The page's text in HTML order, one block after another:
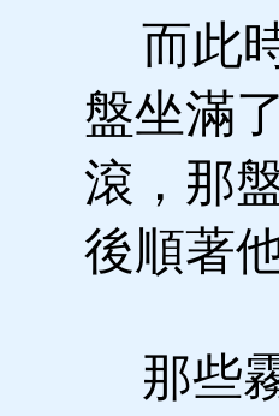
而此
盤坐滿
滾，那
後順著
那些